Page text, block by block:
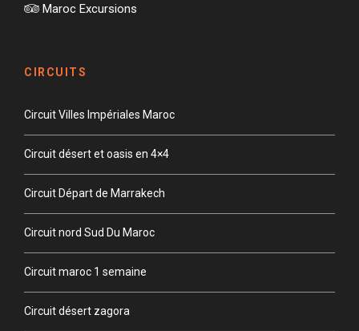
Maroc Excursions
CIRCUITS
Circuit Villes Impériales Maroc
Circuit désert et oasis en 4×4
Circuit Départ de Marrakech
Circuit nord Sud Du Maroc
Circuit maroc 1 semaine
Circuit désert zagora